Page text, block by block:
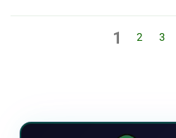
1 2 3